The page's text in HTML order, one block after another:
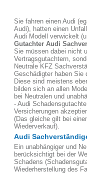
Sie fahren einen Audi
Audi), hatten einen
Audi Modell verwickelt
Gutachter Audi
Sie müssen dabei nicht
Vertragsgutachtern,
Neutrale KFZ
Geschädigter haben Sie
Diese sind meistens
bilden sich an allen
bei Neutralen und
- Audi
Versicherungen
(Das gleiche gilt bei
Wiederverkauf).
Audi
Ein unabhängiger und
berücksichtigt bei der
Schadens
Wiederherstellung des